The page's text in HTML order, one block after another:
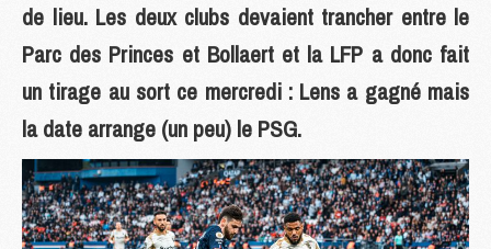
de lieu. Les deux clubs devaient trancher entre le
Parc des Princes et Bollaert et la LFP a donc fait
un tirage au sort ce mercredi : Lens a gagné mais
la date arrange (un peu) le PSG.